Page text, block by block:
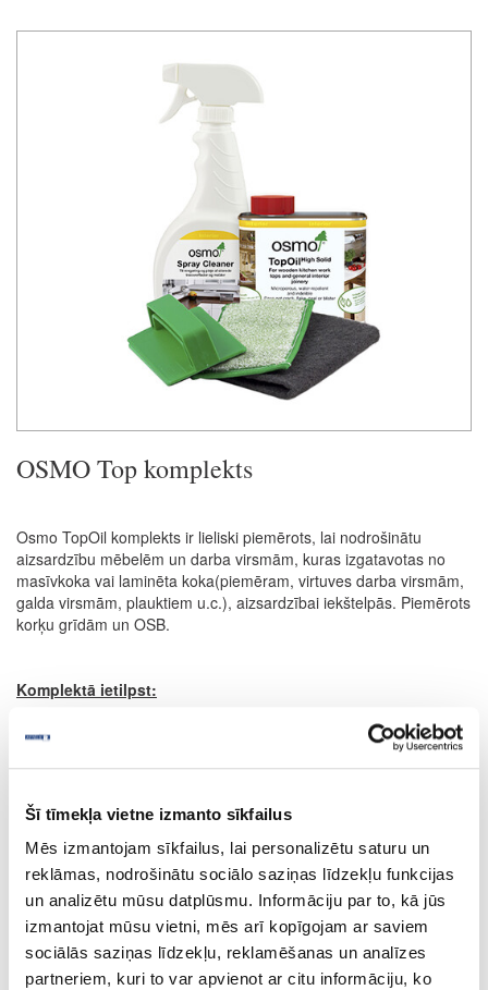
Šī tīmekļa vietne izmanto sīkfailus
Mēs izmantojam sīkfailus, lai personalizētu saturu un
reklāmas, nodrošinātu sociālo saziņas līdzekļu funkcijas
un analizētu mūsu datplūsmu. Informāciju par to, kā jūs
izmantojat mūsu vietni, mēs arī kopīgojam ar saviem
sociālās saziņas līdzekļu, reklamēšanas un analīzes
partneriem, kuri to var apvienot ar citu informāciju, ko
OSMO Top komplekts
Osmo TopOil komplekts ir lieliski piemērots, lai nodrošinātu
aizsardzību mēbelēm un darba virsmām, kuras izgatavotas no
masīvkoka vai laminēta koka(piemēram, virtuves darba virsmām,
galda virsmām, plauktiem u.c.), aizsardzībai iekštelpās. Piemērots
korķu grīdām un OSB.
Komplektā ietilpst:
Paliktņu/spilventiņu turētājs
Abrazīva lupatiņa
SPRAY CLEANER 8026
Lietošanai gatavs izsmidzināms līdzeklis ikdienas tīrīšanai – īpaši
izstrādāts eļļotām un vaskotām koka virsmām, piemēram, Osmo
TopOil. Satur ziepes uz dabīgu eļļu bāzes. Notīra virsmu,
nebojājot eļļas un vaskus. Tīrīšanas laikā Spray Cleaner neizžāvē
koksni. Īpaši saudzīgs pret ādu, nesatur krāsvielas un